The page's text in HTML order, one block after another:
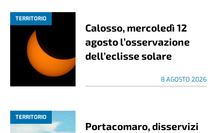
TERRITORIO
Calosso, mercoledì 12
agosto l’osservazione
dell’eclisse solare
8 AGOSTO 2026
TERRITORIO
Portacomaro, disservizi